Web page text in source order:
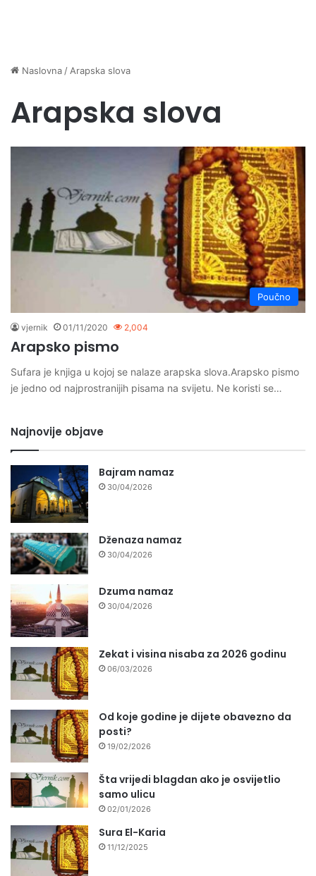
Naslovna / Arapska slova
Arapska slova
Poučno
vjernik 01/11/2020 2,004
Arapsko pismo
Sufara je knjiga u kojoj se nalaze arapska slova.Arapsko pismo
je jedno od najprostranijih pisama na svijetu. Ne koristi se…
Najnovije objave
Bajram namaz
30/04/2026
Dženaza namaz
30/04/2026
Dzuma namaz
30/04/2026
Zekat i visina nisaba za 2026 godinu
06/03/2026
Od koje godine je dijete obavezno da
posti?
19/02/2026
Šta vrijedi blagdan ako je osvijetlio
samo ulicu
02/01/2026
Sura El-Karia
11/12/2025